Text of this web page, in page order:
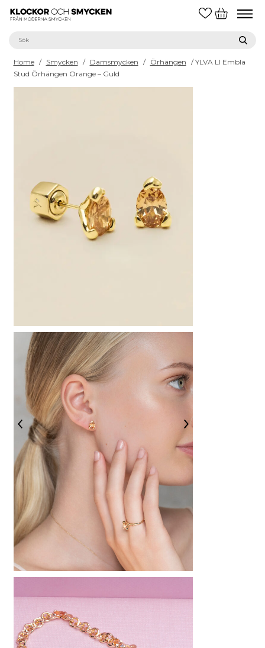
Home / Smycken / Damsmycken / Örhängen / YLVA LI Embla
Stud Örhängen Orange – Guld